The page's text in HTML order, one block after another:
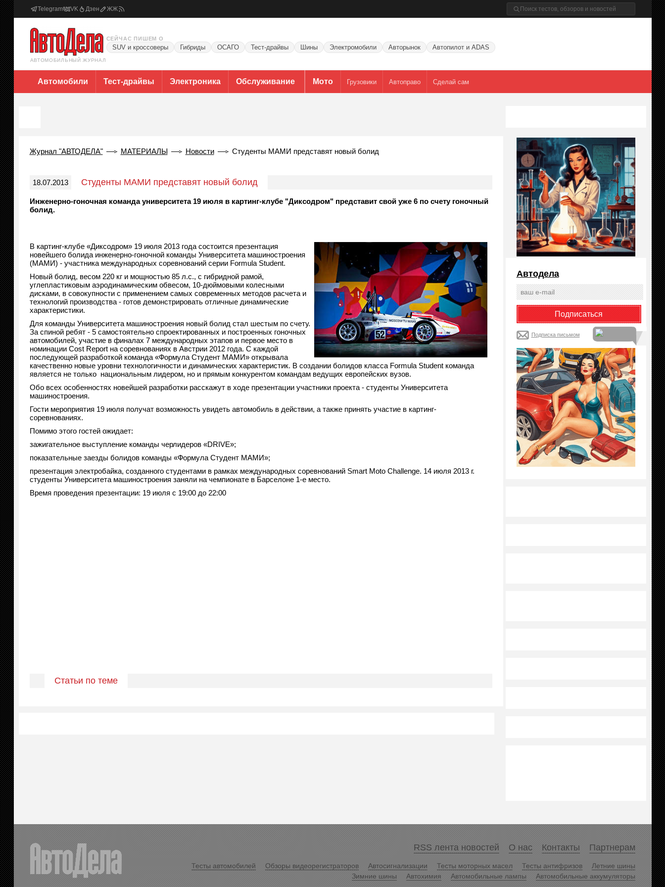
Telegram VK Дзен ЖЖ
АВТОМОБИЛЬНЫЙ ЖУРНАЛ
СЕЙЧАС ПИШЕМ О
SUV и кроссоверы Гибриды ОСАГО Тест-драйвы Шины Электромобили Авторынок Автопилот и ADAS
Автомобили Тест-драйвы Электроника Обслуживание Мото Грузовики Автоправо Сделай сам
Журнал "АВТОДЕЛА" МАТЕРИАЛЫ Новости Студенты МАМИ представят новый болид
18.07.2013 Студенты МАМИ представят новый болид
Инженерно-гоночная команда университета 19 июля в картинг-клубе "Диксодром" представит свой уже 6 по счету гоночный
болид.
В картинг-клубе «Диксодром» 19 июля 2013 года состоится презентация
новейшего болида инженерно-гоночной команды Университета машиностроения
(МАМИ) - участника международных соревнований серии Formula Student.
Новый болид, весом 220 кг и мощностью 85 л.с., с гибридной рамой,
углепластиковым аэродинамическим обвесом, 10-дюймовыми колесными
дисками, в совокупности с применением самых современных методов расчета и
технологий производства - готов демонстрировать отличные динамические
характеристики.
Для команды Университета машиностроения новый болид стал шестым по счету.
За спиной ребят - 5 самостоятельно спроектированных и построенных гоночных
автомобилей, участие в финалах 7 международных этапов и первое место в
номинации Cost Report на соревнованиях в Австрии 2012 года. С каждой
последующей разработкой команда «Формула Студент МАМИ» открывала
качественно новые уровни технологичности и динамических характеристик. В создании болидов класса Formula Student команда
является не только национальным лидером, но и прямым конкурентом командам ведущих европейских вузов.
Обо всех особенностях новейшей разработки расскажут в ходе презентации участники проекта - студенты Университета
машиностроения.
Гости мероприятия 19 июля получат возможность увидеть автомобиль в действии, а также принять участие в картинг-
соревнованиях.
Помимо этого гостей ожидает:
зажигательное выступление команды черлидеров «DRIVE»;
показательные заезды болидов команды «Формула Студент МАМИ»;
презентация электробайка, созданного студентами в рамках международных соревнований Smart Moto Challenge. 14 июля 2013 г.
студенты Университета машиностроения заняли на чемпионате в Барселоне 1-е место.
Время проведения презентации: 19 июля с 19:00 до 22:00
Статьи по теме
Автодела
Подписка письмом
RSS лента новостей О нас Контакты Партнерам
Тесты автомобилей Обзоры видеорегистраторов Автосигнализации Тесты моторных масел Тесты антифризов
Летние шины
Зимние шины
Автохимия Автомобильные лампы Автомобильные аккумуляторы